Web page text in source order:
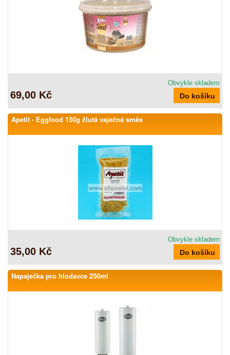
Obvykle skladem
69,00 Kč
Apetit - Eggfood 150g žlutá vaječná směs
Obvykle skladem
35,00 Kč
Napaječka pro hlodavce 250ml